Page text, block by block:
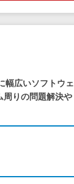
幅広いソフトウェ
周りの問題解決や